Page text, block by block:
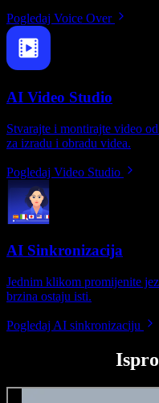
Pogledaj Voice Over
AI Video Studio
Stvarajte i montirajte video
za izradu i obradu videa.
Pogledaj Video Studio
AI Sinkronizacija
Jednim klikom promijenite
brzina ostaju isti.
Pogledaj AI sinkronizaciju